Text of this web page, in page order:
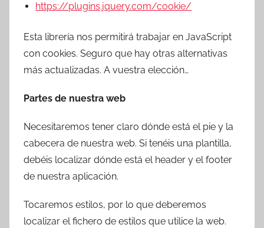
https://plugins.jquery.com/cookie/
Esta librería nos permitirá trabajar en JavaScript
con cookies. Seguro que hay otras alternativas
más actualizadas. A vuestra elección…
Partes de nuestra web
Necesitaremos tener claro dónde está el pie y la
cabecera de nuestra web. Si tenéis una plantilla,
debéis localizar dónde está el header y el footer
de nuestra aplicación.
Tocaremos estilos, por lo que deberemos
localizar el fichero de estilos que utilice la web.